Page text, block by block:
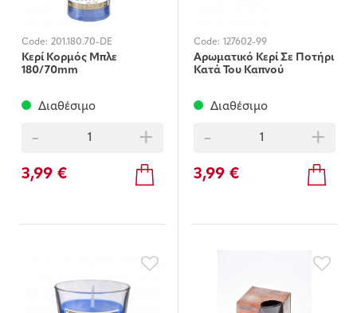
Code: 201.180.70-DE
Κερί Κορμός Μπλε
180/70mm
Διαθέσιμο
- +
3,99 €
Code: 127602-99
Αρωματικό Κερί Σε Ποτήρι
Κατά Του Καπνού
Διαθέσιμο
- +
3,99 €